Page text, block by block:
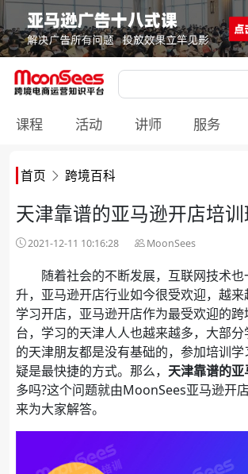
课程 活动 讲师 服务
首页 跨境百科
天津靠谱的亚马逊开店培
2021-12-11 10:16:28 MoonSees
随着社会的不断发展，互联网技术也
升，亚马逊开店行业如今很受欢迎，越
学习开店，亚马逊开店作为最受欢迎的
台，学习的天津人人也越来越多，大部
的天津朋友都是没有基础的，参加培训
疑是最快捷的方式。那么， 天津靠谱的亚
多吗?这个问题就由MoonSees亚马逊开
来为大家解答。